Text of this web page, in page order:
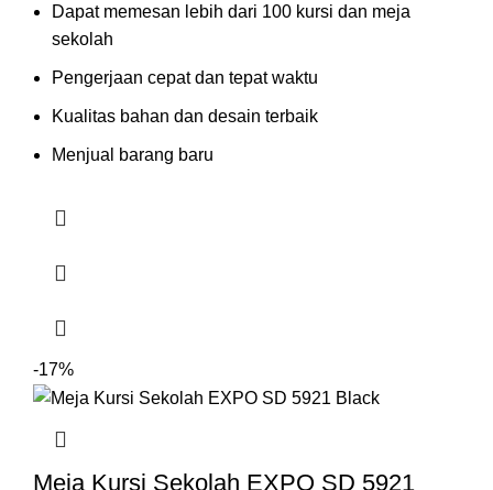
Dapat memesan lebih dari 100 kursi dan meja
sekolah
Pengerjaan cepat dan tepat waktu
Kualitas bahan dan desain terbaik
Menjual barang baru
-17%
Meja Kursi Sekolah EXPO SD 5921